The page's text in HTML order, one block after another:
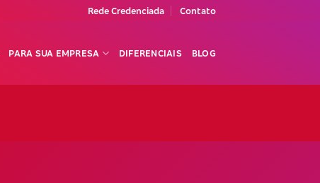
Rede Credenciada Contato
PARA SUA EMPRESA DIFERENCIAIS BLOG